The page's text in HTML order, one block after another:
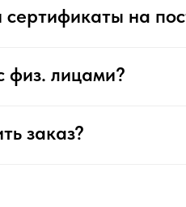
на
физ. лицами?
заказ?